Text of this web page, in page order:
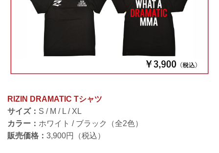
RIZIN DRAMATIC Tシャツ
サイズ： S / M / L / XL
カラー： ホワイト / ブラック（全2色）
販売価格： 3,900円（税込）